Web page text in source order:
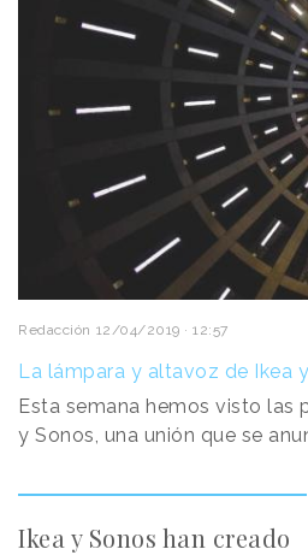
Redacción 12/04/2019 · 12:57
La lámpara y altavoz de Ikea
Esta semana hemos visto
y Sonos, una unión que se
Ikea y Sonos han creado